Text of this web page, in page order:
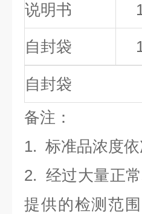
说明书
自封袋
自封袋
备注 ：
1. 标准品浓度
2. 经过大量正
提供的检测范